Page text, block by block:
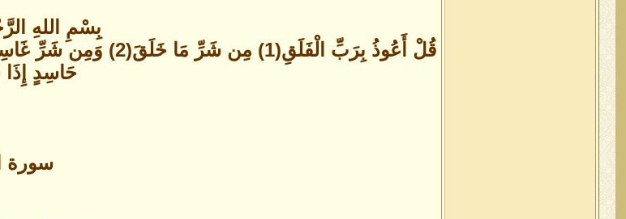
بِسْمِ اللهِ
حَاسِدٍ إِذَا
سورة